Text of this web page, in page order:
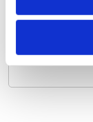
Vraag